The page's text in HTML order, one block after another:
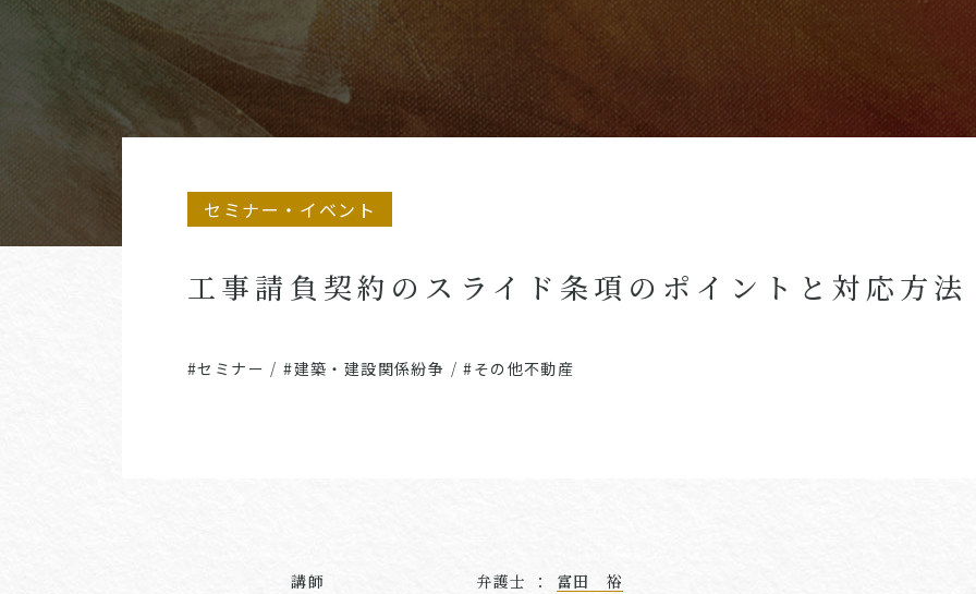
セミナー・イベント
工事請負契約のスライド条項のポイントと対応方法
#セミナー /#建築・建設関係紛争 /#その他不動産
講師 弁護士 ： 富田 裕